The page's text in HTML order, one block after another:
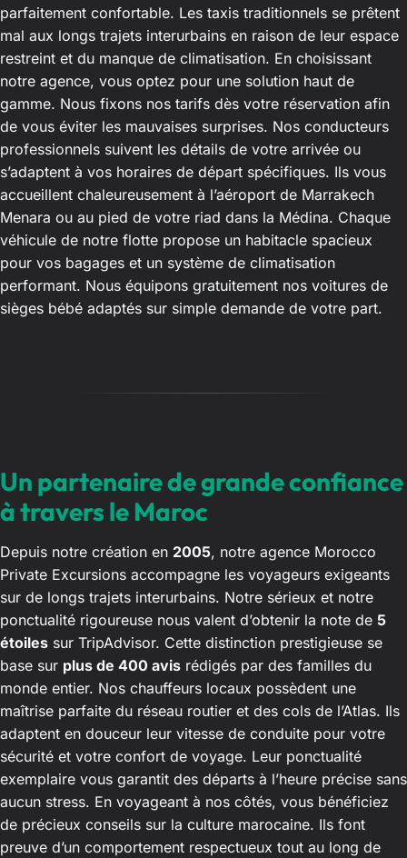
parfaitement confortable. Les taxis traditionnels se prêtent
mal aux longs trajets interurbains en raison de leur espace
restreint et du manque de climatisation. En choisissant
notre agence, vous optez pour une solution haut de
gamme. Nous fixons nos tarifs dès votre réservation afin
de vous éviter les mauvaises surprises. Nos conducteurs
professionnels suivent les détails de votre arrivée ou
s’adaptent à vos horaires de départ spécifiques. Ils vous
accueillent chaleureusement à l’aéroport de Marrakech
Menara ou au pied de votre riad dans la Médina. Chaque
véhicule de notre flotte propose un habitacle spacieux
pour vos bagages et un système de climatisation
performant. Nous équipons gratuitement nos voitures de
sièges bébé adaptés sur simple demande de votre part.
Un partenaire de grande confiance
à travers le Maroc
Depuis notre création en 2005, notre agence Morocco
Private Excursions accompagne les voyageurs exigeants
sur de longs trajets interurbains. Notre sérieux et notre
ponctualité rigoureuse nous valent d’obtenir la note de 5
étoiles sur TripAdvisor. Cette distinction prestigieuse se
base sur plus de 400 avis rédigés par des familles du
monde entier. Nos chauffeurs locaux possèdent une
maîtrise parfaite du réseau routier et des cols de l’Atlas. Ils
adaptent en douceur leur vitesse de conduite pour votre
sécurité et votre confort de voyage. Leur ponctualité
exemplaire vous garantit des départs à l’heure précise sans
aucun stress. En voyageant à nos côtés, vous bénéficiez
de précieux conseils sur la culture marocaine. Ils font
preuve d’un comportement respectueux tout au long de